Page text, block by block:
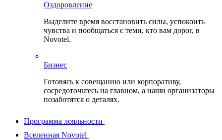
Оздоровление
Выделите время восстановить силы, успокоить
чувства и пообщаться с теми, кто вам дорог, в
Novotel.
Бизнес
Готовясь к совещанию или корпоративу,
сосредоточьтесь на главном, а наши организаторы
позаботятся о деталях.
Программа лояльности
Вселенная Novotel